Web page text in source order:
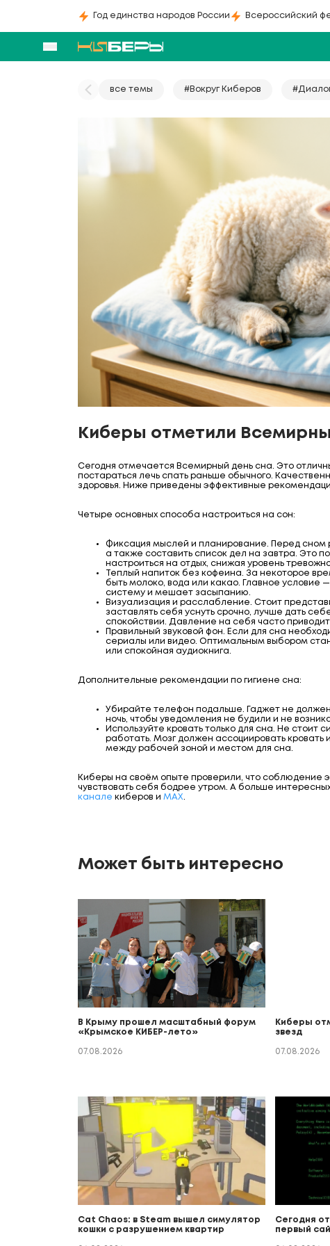
Год единства народов России Всероссийский
все темы #Вокруг Киберов
Киберы отметили
Сегодня отмечается Всемирный день сна. Это
постараться лечь спать раньше обычного.
здоровья. Ниже приведены эффективные
Четыре основных способа настроиться на сон:
Фиксация мыслей и планирование. Перед сном
а также составить список дел на завтра. Это
настроиться на отдых, снижая уровень
Теплый напиток без кофеина. За некоторое
быть молоко, вода или какао. Главное условие
систему и мешает засыпанию.
Визуализация и расслабление. Стоит
заставлять себя уснуть срочно, лучше дать
спокойствии. Давление на себя часто
Правильный звуковой фон. Если для сна
сериалы или видео. Оптимальным выбором
или спокойная аудиокнига.
Дополнительные рекомендации по гигиене сна:
Убирайте телефон подальше. Гаджет не
ночь, чтобы уведомления не будили и не
Используйте кровать только для сна. Не стоит
работать. Мозг должен ассоциировать кровать
между рабочей зоной и местом для сна.
Киберы на своём опыте проверили, что соблюдение
чувствовать себя бодрее утром. А больше
канале киберов и МАХ.
Может быть интересно
В Крыму прошел масштабный форум
«Крымское КИБЕР-лето»
07.08.2026
Киберы
звезд
07.08.2026
Cat Chaos: в Steam вышел симулятор
кошки с разрушением квартир
Сегодня
первый